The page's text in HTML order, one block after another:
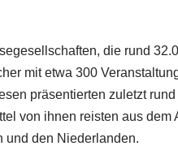
die rund
mit etwa 300
präsentierten zuletzt
von ihnen reisten aus dem
und den Niederlanden.